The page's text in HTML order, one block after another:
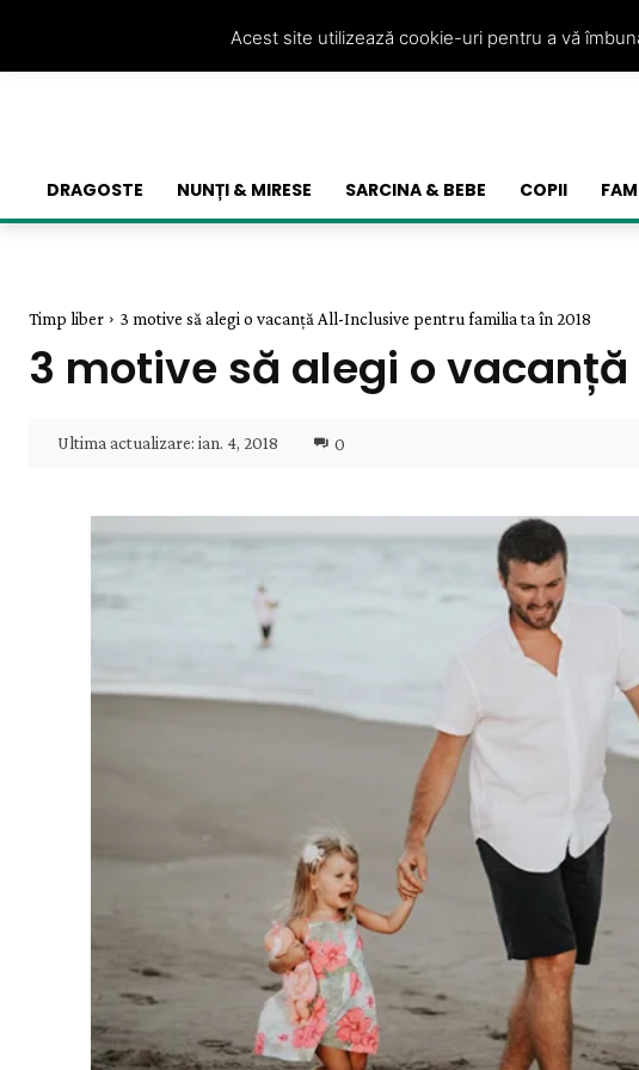
DRAGOSTE NUNȚI & MIRESE SARCINA & BEBE COPII
Timp liber 3 motive să alegi o vacanță All-Inclusive pentru familia ta în 2018
3 motive să alegi o
Ultima actualizare: ian. 4, 2018 0
Acest site utilizează cookie-uri pentru a vă